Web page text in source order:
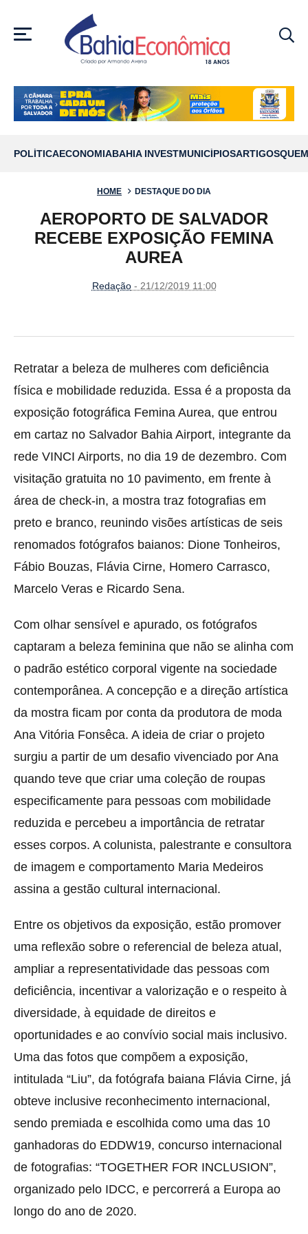
MENU
POLÍTICAECONOMIABAHIA INVESTMUNICÍPIOSARTIGOS
HOME DESTAQUE DO DIA
AEROPORTO DE SALVADOR
RECEBE EXPOSIÇÃO FEMINA
AUREA
Redação- 21/12/2019 11:00
Retratar a beleza de mulheres com deficiência
física e mobilidade reduzida. Essa é a proposta da
exposição fotográfica Femina Aurea, que entrou
em cartaz no Salvador Bahia Airport, integrante da
rede VINCI Airports, no dia 19 de dezembro. Com
visitação gratuita no 10 pavimento, em frente à
área de check-in, a mostra traz fotografias em
preto e branco, reunindo visões artísticas de seis
renomados fotógrafos baianos: Dione Tonheiros,
Fábio Bouzas, Flávia Cirne, Homero Carrasco,
Marcelo Veras e Ricardo Sena.
Com olhar sensível e apurado, os fotógrafos
captaram a beleza feminina que não se alinha com
o padrão estético corporal vigente na sociedade
contemporânea. A concepção e a direção artística
da mostra ficam por conta da produtora de moda
Ana Vitória Fonsêca. A ideia de criar o projeto
surgiu a partir de um desafio vivenciado por Ana
quando teve que criar uma coleção de roupas
especificamente para pessoas com mobilidade
reduzida e percebeu a importância de retratar
esses corpos. A colunista, palestrante e consultora
de imagem e comportamento Maria Medeiros
assina a gestão cultural internacional.
Entre os objetivos da exposição, estão promover
uma reflexão sobre o referencial de beleza atual,
ampliar a representatividade das pessoas com
deficiência, incentivar a valorização e o respeito à
diversidade, à equidade de direitos e
oportunidades e ao convívio social mais inclusivo.
Uma das fotos que compõem a exposição,
intitulada “Liu”, da fotógrafa baiana Flávia Cirne, já
obteve inclusive reconhecimento internacional,
sendo premiada e escolhida como uma das 10
ganhadoras do EDDW19, concurso internacional
de fotografias: “TOGETHER FOR INCLUSION”,
organizado pelo IDCC, e percorrerá a Europa ao
longo do ano de 2020.